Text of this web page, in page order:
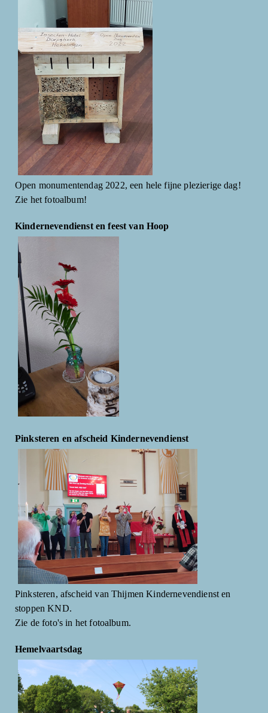
Open monumentendag 2022, een hele fijne plezierige dag!
Zie het fotoalbum!
Kindernevendienst en feest van Hoop
Pinksteren en afscheid Kindernevendienst
Pinksteren, afscheid van Thijmen Kindernevendienst en
stoppen KND.
Zie de foto's in het fotoalbum.
Hemelvaartsdag